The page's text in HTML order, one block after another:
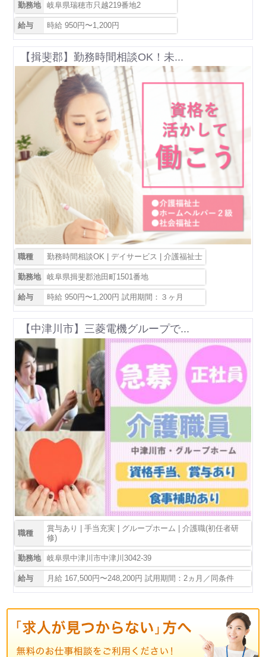
勤務地 岐阜県瑞穂市只越219番地2
給与 時給 950円〜1,200円
【揖斐郡】勤務時間相談OK！未...
職種 勤務時間相談OK | デイサービス | 介護福祉士
勤務地 岐阜県揖斐郡池田町1501番地
給与 時給 950円〜1,200円 試用期間：３ヶ月
【中津川市】三菱電機グループで...
職種
賞与あり | 手当充実 | グループホーム | 介護職(初任者研
修)
勤務地 岐阜県中津川市中津川3042-39
給与 月給 167,500円〜248,200円 試用期間：2ヵ月／同条件